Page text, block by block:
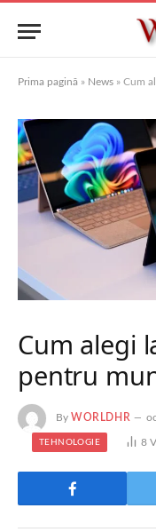
Prima pagină » News » Cum
Cum alegi
pentru
By WORLDHR
TEHNOLOGIE 8